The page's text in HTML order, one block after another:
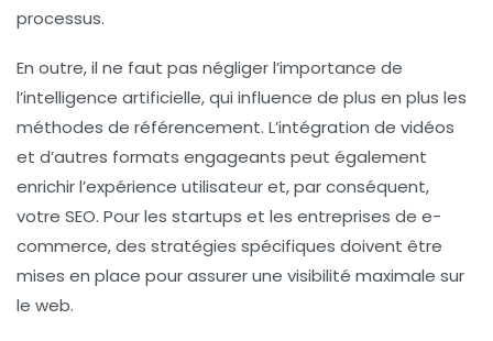
processus.
En outre, il ne faut pas négliger l’importance de
l’intelligence artificielle, qui influence de plus en plus les
méthodes de référencement. L’intégration de vidéos
et d’autres formats engageants peut également
enrichir l’expérience utilisateur et, par conséquent,
votre SEO. Pour les startups et les entreprises de e-
commerce, des stratégies spécifiques doivent être
mises en place pour assurer une visibilité maximale sur
le web.